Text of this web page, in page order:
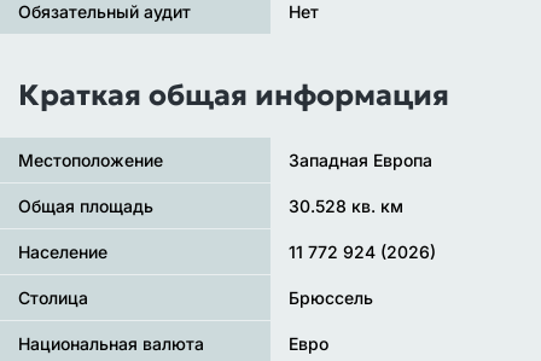
Обязательный аудит Нет
Краткая общая информация
Местоположение Западная Европа
Общая площадь 30.528 кв. км
Население 11 772 924 (2026)
Столица Брюссель
Национальная валюта Евро